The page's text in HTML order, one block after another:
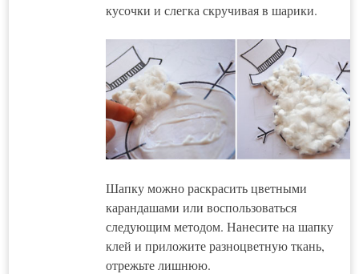
кусочки и слегка скручивая в шарики.
Шапку можно раскрасить цветными
карандашами или воспользоваться
следующим методом. Нанесите на шапку
клей и приложите разноцветную ткань,
отрежьте лишнюю.